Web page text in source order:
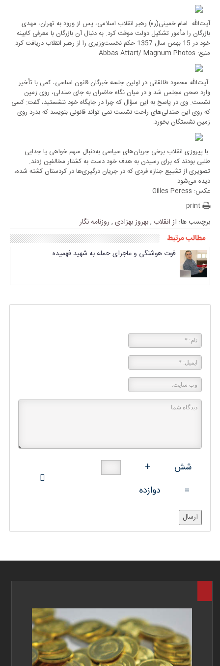
آیت‌الله امام خمینی(ره) رهبر انقلاب اسلامی، پس از ورود به تهران، مهدی
بازرگان را مأمور تشکیل دولت موقت کرد. به دنبال آن بازرگان با معرفی کابینه
خود در 15 بهمن سال 1357 حکم نخست‌وزیری را از رهبر انقلاب دریافت کرد.
منبع: Abbas Attart/ Magnum Photos
آیت‌الله محمود طالقانی در اولین جلسه خبرگان قانون اساسی، کمی با تأخیر
وارد صحن مجلس شد و در میان نگاه حاضران به‌ جای صندلی، روی زمین
نشست. وی در پاسخ به این سؤال که چرا در جایگاه خود ننشستید، گفت: کسی
که روی این صندلی‌های راحت نشست نمی تواند قانونی بنویسد که بدرد روی
زمین نشستگان بخورد.
با پیروزی انقلاب برخی جریان‌های سیاسی به‌دنبال سهم خواهی یا جدایی
طلبی بودند که برای رسیدن به هدف خود دست به کشتار مخالفین زدند.
تصویری از تشییع جنازه فردی که در جریان درگیری‌ها در کردستان کشته شده،
دیده می‌شود.
عکس: Gilles Peress
print
برچسب ها: از انقلاب ,بهروز بهزادی , روزنامه نگار
مطالب مرتبط
فوت هوشنگی و ماجرای حمله به شهید فهمیده
شش
+
=
دوازده
ارسال